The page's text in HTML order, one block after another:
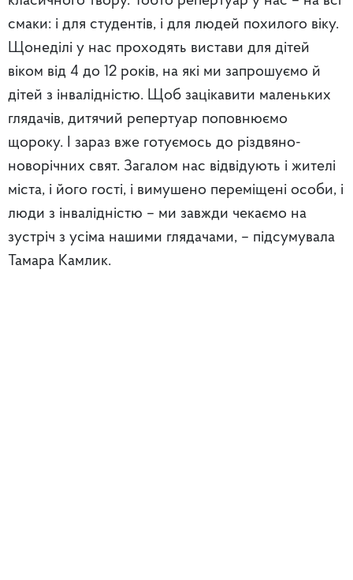
смаки: і для студентів, і для людей похилого віку.
Щонеділі у нас проходять вистави для дітей
віком від 4 до 12 років, на які ми запрошуємо й
дітей з інвалідністю. Щоб зацікавити маленьких
глядачів, дитячий репертуар поповнюємо
щороку. І зараз вже готуємось до різдвяно-
новорічних свят. Загалом нас відвідують і жителі
міста, і його гості, і вимушено переміщені особи, і
люди з інвалідністю – ми завжди чекаємо на
зустріч з усіма нашими глядачами, – підсумувала
Тамара Камлик.